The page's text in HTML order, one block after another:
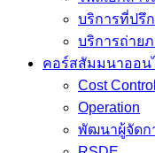
บริการที่ปรึ
บริการถ่าย
คอร์สสัมมนาออน
Cost Control
Operation
พัฒนาผู้จัดก